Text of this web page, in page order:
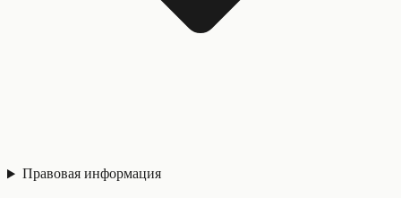
Правовая информация